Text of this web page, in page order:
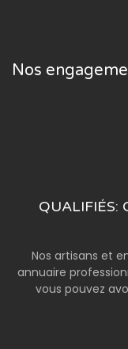
Nos
QUALIFIÉS:
Nos artisans et
annuaire
vous pouvez